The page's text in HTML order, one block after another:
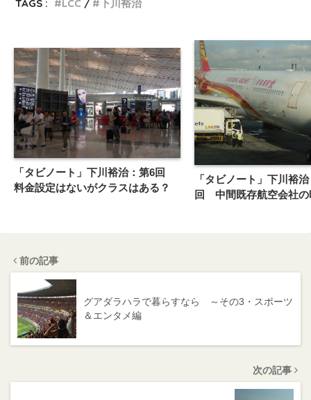
TAGS : LCC 下川裕治
「タビノート」下川裕治：第6回
料金設定はないがクラスはある？
「タビノート」下川裕
回 中間既存航空会社の
前の記事
グアダラハラで暮らすなら ～その3・スポーツ
＆エンタメ編
次の記事